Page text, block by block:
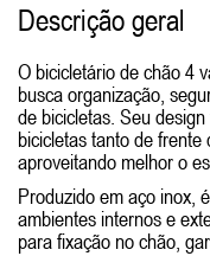
Descrição geral
O bicicletário de chão 4
busca organização,
de bicicletas. Seu
bicicletas tanto de
aproveitando melhor o
Produzido em aço inox,
ambientes internos e
para fixação no chão,